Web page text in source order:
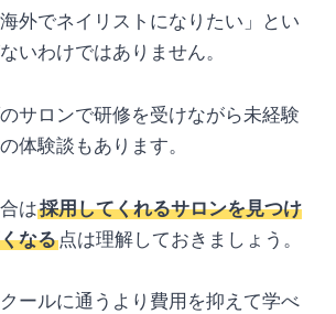
海外でネイリストになりたい」とい
いわけではありません。
サロンで研修を受けながら未経験
体験談もあります。
は採用してくれるサロンを見つけ
なる点は理解しておきましょう。
ールに通うより費用を抑えて学べ